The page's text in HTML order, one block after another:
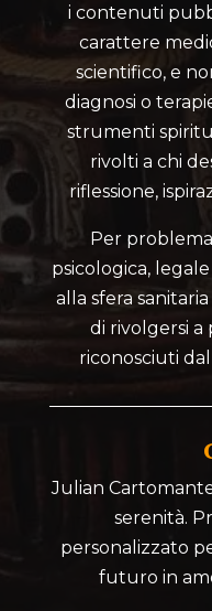
i contenuti
carattere
scientifico, e
diagnosi o
strumenti
rivolti a chi
riflessione,
Per
psicologica,
alla sfera
di rivolgersi a
riconosciuti
Julian
serenità.
personalizzato
futuro in